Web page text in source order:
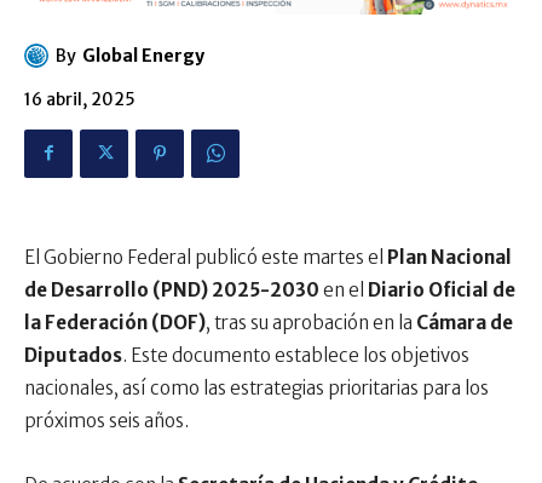
By Global Energy
16 abril, 2025
El Gobierno Federal publicó este martes el Plan Nacional
de Desarrollo (PND) 2025-2030 en el Diario Oficial de
la Federación (DOF), tras su aprobación en la Cámara de
Diputados. Este documento establece los objetivos
nacionales, así como las estrategias prioritarias para los
próximos seis años.